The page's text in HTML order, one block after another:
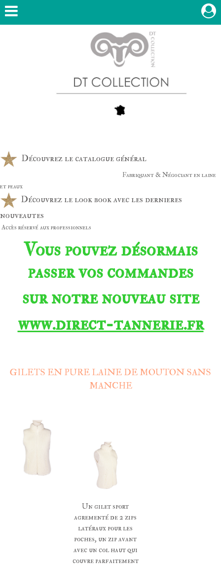
Découvrez le catalogue général
Fabriquant & Négociant en laine
et peaux
Découvrez le look book avec les dernieres
nouveautes
Accès réservé aux professionnels
Vous pouvez désormais
passer vos commandes
sur notre nouveau site
www.direct-tannerie.fr
GILETS EN PURE LAINE DE MOUTON SANS
MANCHE
Un gilet sport
agrementé de 2 zips
latéraux pour les
poches, un zip avant
avec un col haut qui
couvre parfaitement